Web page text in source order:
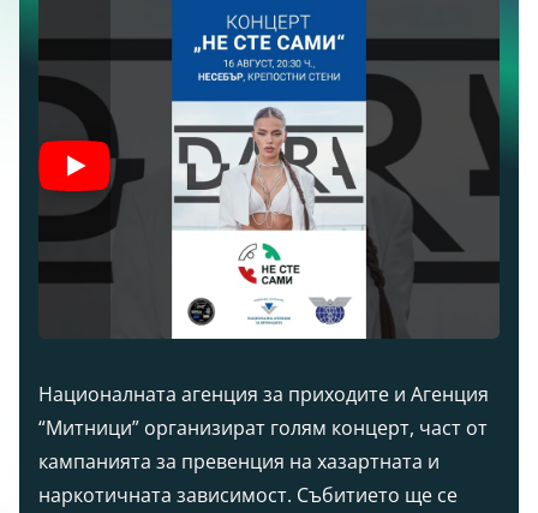
Националната агенция за приходите и Агенция
“Митници” организират голям концерт, част от
кампанията за превенция на хазартната и
наркотичната зависимост. Събитието ще се